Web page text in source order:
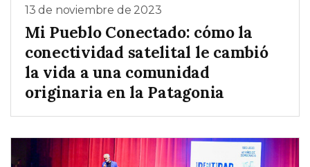
13 de noviembre de 2023
Mi Pueblo Conectado: cómo la
conectividad satelital le cambió
la vida a una comunidad
originaria en la Patagonia